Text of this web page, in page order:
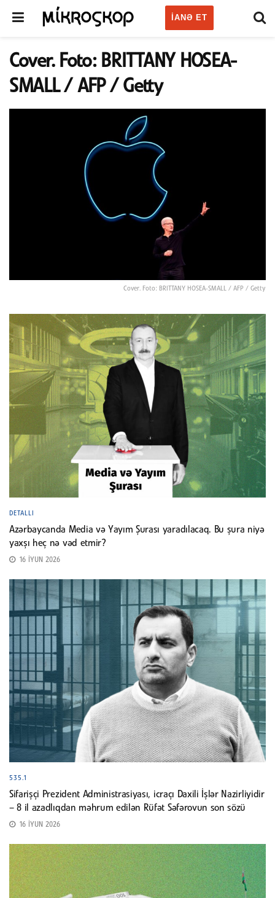
IANƏ ET
Cover. Foto: BRITTANY HOSEA-
SMALL / AFP / Getty
Cover. Foto: BRITTANY HOSEA-SMALL / AFP / Getty
DETALLI
Azərbaycanda Media və Yayım Şurası yaradılacaq. Bu şura niyə
yaxşı heç nə vəd etmir?
16 İYUN 2026
535.1
Sifarişçi Prezident Administrasiyası, icraçı Daxili İşlər Nazirliyidir
– 8 il azadlıqdan məhrum edilən Rüfət Səfərovun son sözü
16 İYUN 2026